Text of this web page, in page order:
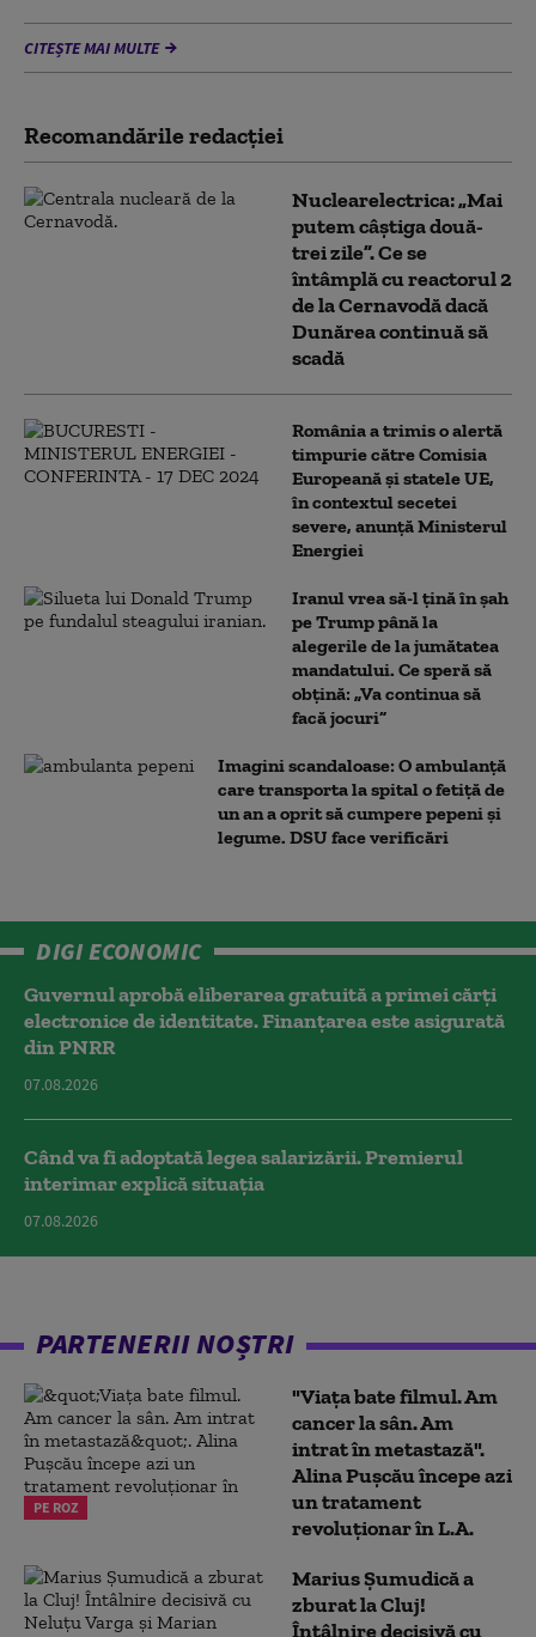
CITEȘTE MAI MULTE
Recomandările redacţiei
Nuclearelectrica: „Mai
putem câștiga două-
trei zile”. Ce se
întâmplă cu reactorul 2
de la Cernavodă dacă
Dunărea continuă să
scadă
România a trimis o alertă
timpurie către Comisia
Europeană și statele UE,
în contextul secetei
severe, anunță Ministerul
Energiei
Iranul vrea să-l țină în șah
pe Trump până la
alegerile de la jumătatea
mandatului. Ce speră să
obțină: „Va continua să
facă jocuri”
Imagini scandaloase: O ambulanță
care transporta la spital o fetiță de
un an a oprit să cumpere pepeni și
legume. DSU face verificări
DIGI ECONOMIC
Guvernul aprobă eliberarea gratuită a primei cărţi
electronice de identitate. Finanțarea este asigurată
din PNRR
07.08.2026
Când va fi adoptată legea salarizării. Premierul
interimar explică situația
07.08.2026
PARTENERII NOȘTRI
PE ROZ
"Viața bate filmul. Am
cancer la sân. Am
intrat în metastază".
Alina Pușcău începe azi
un tratament
revoluționar în L.A.
Marius Şumudică a
zburat la Cluj!
Întâlnire decisivă cu